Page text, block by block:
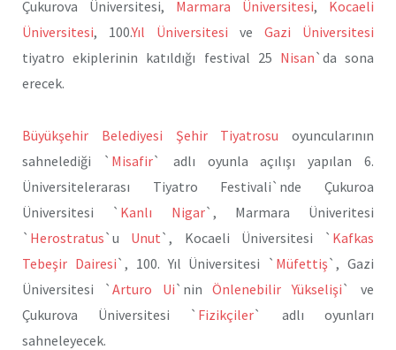
Çukurova Üniversitesi, Marmara Üniversitesi, Kocaeli
Üniversitesi, 100.Yıl Üniversitesi ve Gazi Üniversitesi
tiyatro ekiplerinin katıldığı festival 25 Nisan`da sona
erecek.
Büyükşehir Belediyesi Şehir Tiyatrosu oyuncularının
sahnelediği ` Misafir` adlı oyunla açılışı yapılan 6.
Üniversitelerarası Tiyatro Festivali`nde Çukuroa
Üniversitesi ` Kanlı Nigar`, Marmara Üniveritesi
` Herostratus`u Unut`, Kocaeli Üniversitesi ` Kafkas
Tebeşir Dairesi`, 100. Yıl Üniversitesi ` Müfettiş`, Gazi
Üniversitesi ` Arturo Ui`ninÖnlenebilir Yükselişi` ve
Çukurova Üniversitesi ` Fizikçiler` adlı oyunları
sahneleyecek.